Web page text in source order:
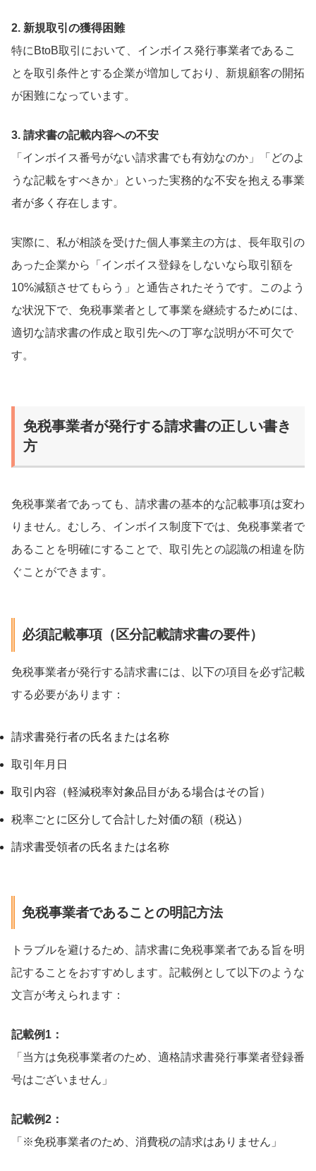
2. 新規取引の獲得困難
特にBtoB取引において、インボイス発行事業者であるこ
とを取引条件とする企業が増加しており、新規顧客の開拓
が困難になっています。
3. 請求書の記載内容への不安
「インボイス番号がない請求書でも有効なのか」「どのよ
うな記載をすべきか」といった実務的な不安を抱える事業
者が多く存在します。
実際に、私が相談を受けた個人事業主の方は、長年取引の
あった企業から「インボイス登録をしないなら取引額を
10%減額させてもらう」と通告されたそうです。このよう
な状況下で、免税事業者として事業を継続するためには、
適切な請求書の作成と取引先への丁寧な説明が不可欠で
す。
免税事業者が発行する請求書の正しい書き
方
免税事業者であっても、請求書の基本的な記載事項は変わ
りません。むしろ、インボイス制度下では、免税事業者で
あることを明確にすることで、取引先との認識の相違を防
ぐことができます。
必須記載事項（区分記載請求書の要件）
免税事業者が発行する請求書には、以下の項目を必ず記載
する必要があります：
請求書発行者の氏名または名称
取引年月日
取引内容（軽減税率対象品目がある場合はその旨）
税率ごとに区分して合計した対価の額（税込）
請求書受領者の氏名または名称
免税事業者であることの明記方法
トラブルを避けるため、請求書に免税事業者である旨を明
記することをおすすめします。記載例として以下のような
文言が考えられます：
記載例1：
「当方は免税事業者のため、適格請求書発行事業者登録番
号はございません」
記載例2：
「※免税事業者のため、消費税の請求はありません」